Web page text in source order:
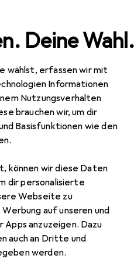
Deine Wahl.
wählst, erfassen wir mit
Informationen
Nutzungsverhalten
brauchen wir, um dir
Basisfunktionen wie den
können wir diese Daten
dir personalisierte
Webseite zu
auf unseren und
anzuzeigen. Dazu
auch an Dritte und
werden.
Wohnen Möbel
EUR
195,04
für Vicco
Zubehör zum